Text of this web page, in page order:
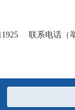
联系电话（